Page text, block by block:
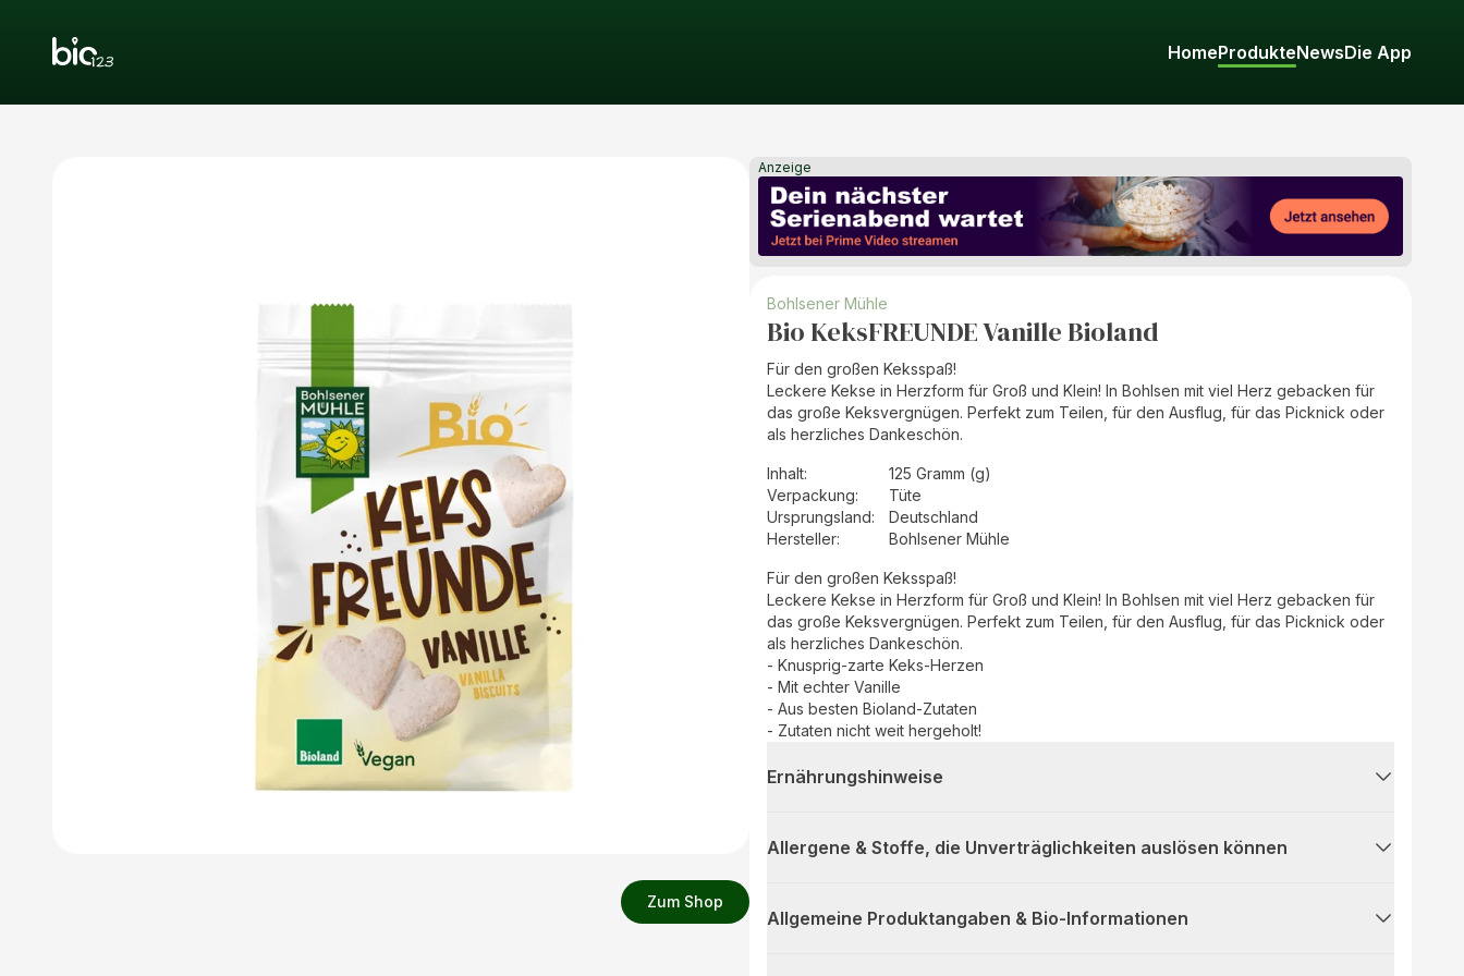
HomeProdukteNewsDie App
Zum Shop
Anzeige
Bohlsener Mühle
Bio KeksFREUNDE Vanille Bioland
Für den großen Keksspaß!
Leckere Kekse in Herzform für Groß und Klein! In Bohlsen mit viel Herz gebacken für
das große Keksvergnügen. Perfekt zum Teilen, für den Ausflug, für das Picknick oder
als herzliches Dankeschön.
Inhalt:
125 Gramm (g)
Verpackung:
Tüte
Ursprungsland:
Deutschland
Hersteller: Bohlsener Mühle
Für den großen Keksspaß!
Leckere Kekse in Herzform für Groß und Klein! In Bohlsen mit viel Herz gebacken für
das große Keksvergnügen. Perfekt zum Teilen, für den Ausflug, für das Picknick oder
als herzliches Dankeschön.
- Knusprig-zarte Keks-Herzen
- Mit echter Vanille
- Aus besten Bioland-Zutaten
- Zutaten nicht weit hergeholt!
Ernährungshinweise
Allergene & Stoffe, die Unverträglichkeiten auslösen können
Allgemeine Produktangaben & Bio-Informationen